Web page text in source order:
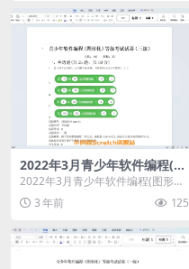
2022年3月青少年软件编程(图
形化)等级考试试卷三级(含答
案)
2022年3月青少年软件编程(图形化)
等级考试试卷三级(含答案)
3 年前 125